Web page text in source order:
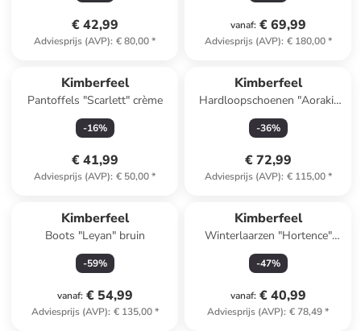
€ 42,99
Adviesprijs (AVP): € 80,00*
vanaf: € 69,99
Adviesprijs (AVP): € 180,00*
Kimberfeel
Pantoffels "Scarlett" crème
-16%
€ 41,99
Adviesprijs (AVP): € 50,00*
Kimberfeel
Hardloopschoenen "Aoraki"
paars
-36%
€ 72,99
Adviesprijs (AVP): € 115,00*
Kimberfeel
Boots "Leyan" bruin
-59%
vanaf: € 54,99
Adviesprijs (AVP): € 135,00*
Kimberfeel
Winterlaarzen "Hortence"
crème/zwart
-47%
vanaf: € 40,99
Adviesprijs (AVP): € 78,49*